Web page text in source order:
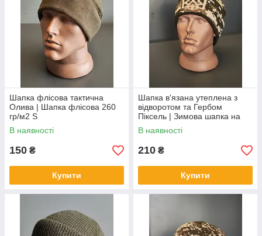
Шапка флісова тактична
Олива | Шапка флісова 260
гр/м2 S
В наявності
150 ₴
Купити
Шапка в'язана утеплена з
відворотом та Гербом
Піксель | Зимова шапка на
флісі Піксель
В наявності
210 ₴
Купити